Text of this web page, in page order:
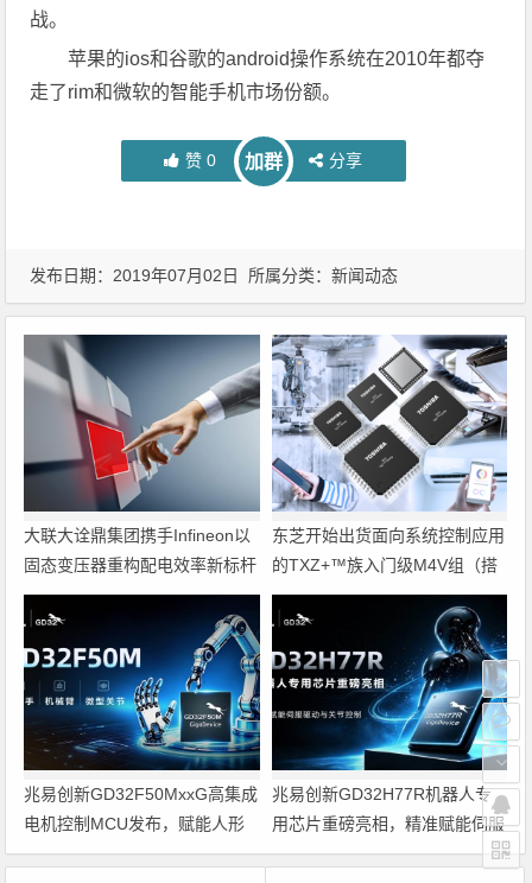
战。
苹果的ios和谷歌的android操作系统在2010年都夺
走了rim和微软的智能手机市场份额。
赞 0 加群 分享
发布日期：2019年07月02日 所属分类：新闻动态
大联大诠鼎集团携手Infineon以
固态变压器重构配电效率新标杆
东芝开始出货面向系统控制应用
的TXZ+™族入门级M4V组（搭
载Arm Cortex‑M4内核的标准微
控制器）工程样品
兆易创新GD32F50MxxG高集成
电机控制MCU发布，赋能人形
机器人关节驱动革新
兆易创新GD32H77R机器人专
用芯片重磅亮相，精准赋能伺服
驱动与关节控制